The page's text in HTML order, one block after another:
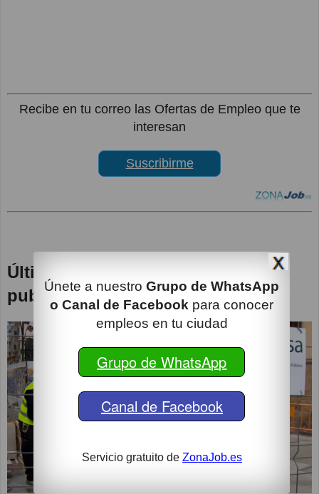
Únete a nuestro Grupo de WhatsApp
o Canal de Facebook para conocer
empleos en tu ciudad
Grupo de WhatsApp
Canal de Facebook
Servicio gratuito de ZonaJob.es
Recibe en tu correo las Ofertas de Empleo que te
interesan
Suscribirme
Últimas Oportunidades de empleo
publicadas